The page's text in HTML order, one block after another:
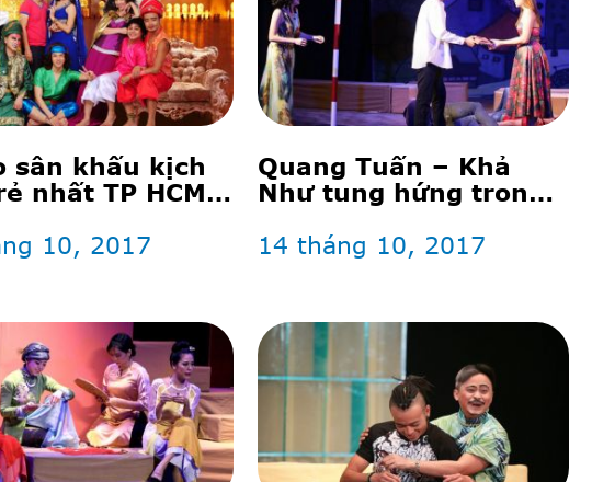
sân khấu kịch
nhất TP HCM
10, 2017
Quang Tuấn – Khả
Như tung hứng trong
14 tháng 10, 2017